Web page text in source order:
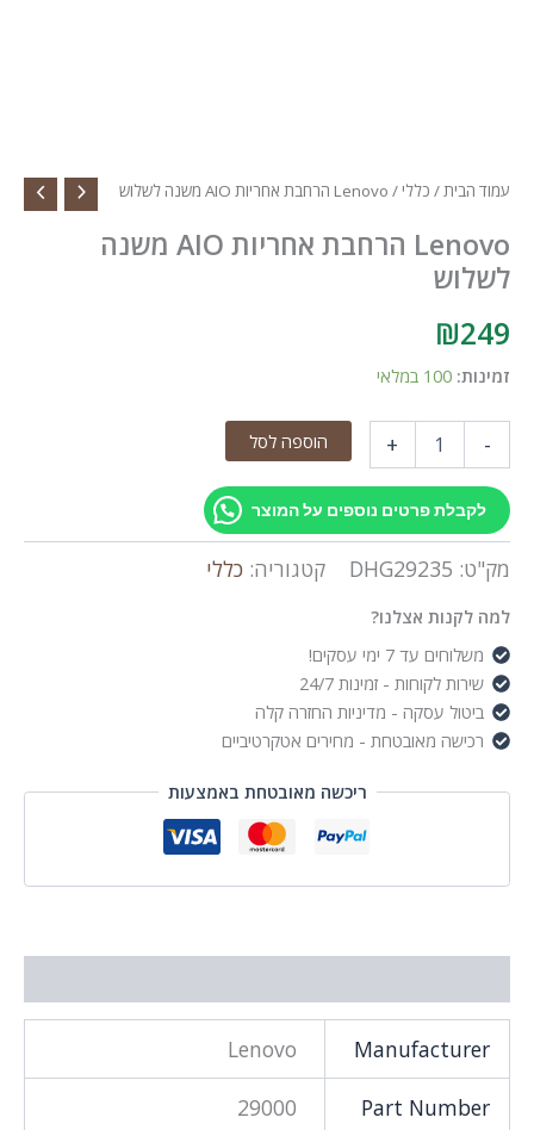
עמוד הבית/ כללי / Lenovo הרחבת אחריות AIO משנה לשלוש
Lenovo הרחבת אחריות AIO משנה
לשלוש
₪249
זמינות: 100 במלאי
-
הרחבת
אחריות
AIO
משנה
+ הוספה לסל
לקבלת פרטים נוספים על המוצר
מק"ט: DHG29235 קטגוריה: כללי
למה לקנות אצלנו?
משלוחים עד 7 ימי עסקים!
שירות לקוחות - זמינות 24/7
ביטול עסקה - מדיניות החזרה קלה
רכישה מאובטחת - מחירים אטקרטיביים
ריכשה מאובטחת באמצעות
Manufacturer
Lenovo
Part Number
29000